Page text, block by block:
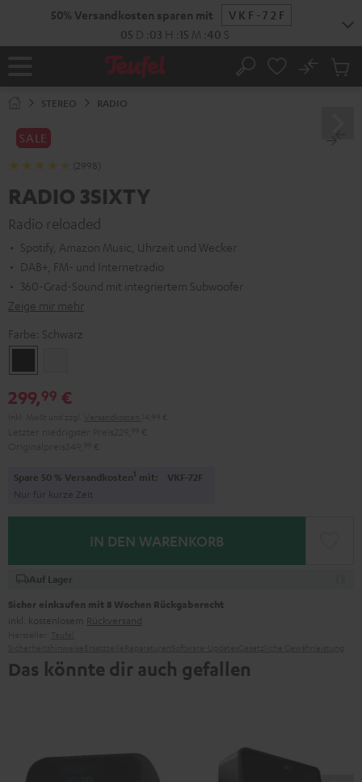
50% Versandkosten sparen mit
VKF-72F
05 D :03 H :15 M :39 S
Startseite Suche
No
STEREO RADIO
SALE
(2998)
RADIO 3SIXTY
Radio reloaded
Spotify, Amazon Music, Uhrzeit und Wecker
DAB+, FM- und Internetradio
360-Grad-Sound mit integriertem Subwoofer
Zeige mir mehr
Farbe: Schwarz
299,99 €
Spare 50 % Versandkosten1 mit: VKF-72F
Nur für kurze Zeit
IN DEN WARENKORB
Auf Lager
Sicher einkaufen mit 8 Wochen Rückgaberecht
inkl. kostenlosem Rückversand
Das könnte dir auch gefallen